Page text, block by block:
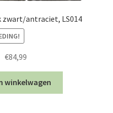
antraciet, LS014
Oorspronkelijke
€84,99
is:
€84,99.
winkelwagen